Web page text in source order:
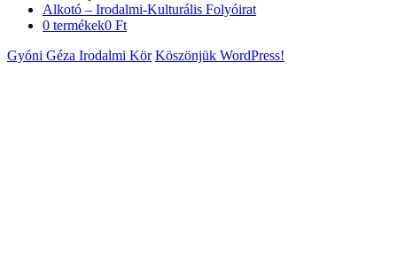
Alkotó – Irodalmi-Kulturális Folyóirat
0 termékek0 Ft
Gyóni Géza Irodalmi Kör Köszönjük WordPress!